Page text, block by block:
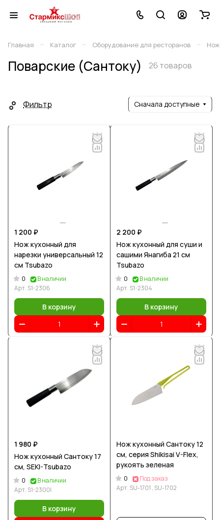
Главная – Каталог – Оборудование для ресторанов –
Поварские (Сантоку) 26 товаров
Фильтр Сначала доступные
1 200 ₽
Нож кухонный для
нарезки универсальный 12
см Tsubazo
0
В наличии
Арт. S1-2306
В корзину
2 200 ₽
Нож кухонный для суши и
сашими Янагиба 21 см
Tsubazo
0
В наличии
Арт. S1-2304
В корзину
1 980 ₽
Нож кухонный Сантоку 17
см, SEKI-Tsubazo
0
В наличии
Арт. S1-2300I
В корзину
Нож кухонный Сантоку 12
см, серия Shikisai V-Flex,
рукоять зеленая
0
Под заказ
Арт. SU-1701 , SU-1702